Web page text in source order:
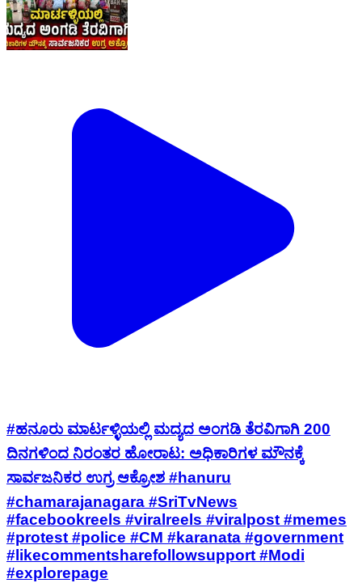
#ಹನೂರು ಮಾರ್ಟಳ್ಳಿಯಲ್ಲಿ ಮದ್ಯದ ಅಂಗಡಿ ತೆರವಿಗಾಗಿ 200
ದಿನಗಳಿಂದ ನಿರಂತರ ಹೋರಾಟ: ಅಧಿಕಾರಿಗಳ ಮೌನಕ್ಕೆ
ಸಾರ್ವಜನಿಕರ ಉಗ್ರ ಆಕ್ರೋಶ #hanuru
#chamarajanagara #SriTvNews
#facebookreels #viralreels #viralpost #memes
#protest #police #CM #karanata #government
#likecommentsharefollowsupport #Modi
#explorepage